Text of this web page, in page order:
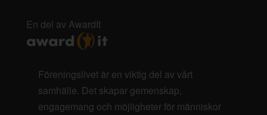
En del av AwardIt
Föreningslivet är en viktig del av vårt
samhälle. Det skapar gemenskap,
engagemang och möjligheter för människor